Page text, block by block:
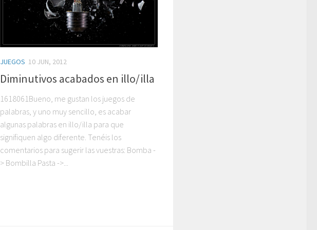
JUEGOS 10 JUN, 2012
Diminutivos acabados en illo/illa
1618061Bueno, me gustan los juegos de
palabras, y uno muy sencillo, es acabar
algunas palabras en illo/illa para que
signifiquen algo diferente. Tenéis los
comentarios para sugerir las vuestras: Bomba -
> Bombilla Pasta ->...